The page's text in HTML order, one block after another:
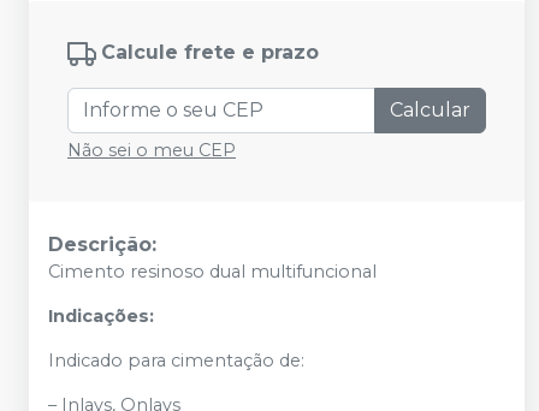
Calcule frete e prazo
Calcular
Não sei o meu CEP
Descrição:
Cimento resinoso dual multifuncional
Indicações:
Indicado para cimentação de:
– Inlays, Onlays